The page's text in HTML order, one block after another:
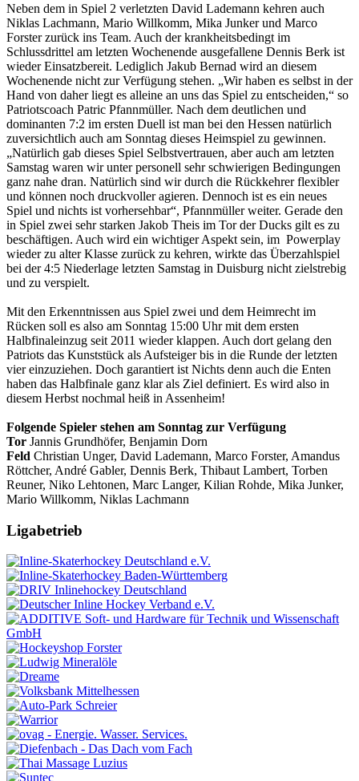
Neben dem in Spiel 2 verletzten David Lademann kehren auch
Niklas Lachmann, Mario Willkomm, Mika Junker und Marco
Forster zurück ins Team. Auch der krankheitsbedingt im
Schlussdrittel am letzten Wochenende ausgefallene Dennis Berk ist
wieder Einsatzbereit. Lediglich Jakub Bernad wird an diesem
Wochenende nicht zur Verfügung stehen. „Wir haben es selbst in der
Hand von daher liegt es alleine an uns das Spiel zu entscheiden,“ so
Patriotscoach Patric Pfannmüller. Nach dem deutlichen und
dominanten 7:2 im ersten Duell ist man bei den Hessen natürlich
zuversichtlich auch am Sonntag dieses Heimspiel zu gewinnen.
„Natürlich gab dieses Spiel Selbstvertrauen, aber auch am letzten
Samstag waren wir unter personell sehr schwierigen Bedingungen
ganz nahe dran. Natürlich sind wir durch die Rückkehrer flexibler
und können noch druckvoller agieren. Dennoch ist es ein neues
Spiel und nichts ist vorhersehbar“, Pfannmüller weiter. Gerade den
in Spiel zwei sehr starken Jakob Theis im Tor der Ducks gilt es zu
beschäftigen. Auch wird ein wichtiger Aspekt sein, im Powerplay
wieder zu alter Klasse zurück zu kehren, wirkte das Überzahlspiel
bei der 4:5 Niederlage letzten Samstag in Duisburg nicht zielstrebig
und zu verspielt.
Mit den Erkenntnissen aus Spiel zwei und dem Heimrecht im
Rücken soll es also am Sonntag 15:00 Uhr mit dem ersten
Halbfinaleinzug seit 2011 wieder klappen. Auch dort gelang den
Patriots das Kunststück als Aufsteiger bis in die Runde der letzten
vier einzuziehen. Doch garantiert ist Nichts denn auch die Enten
haben das Halbfinale ganz klar als Ziel definiert. Es wird also in
diesem Herbst nochmal heiß in Assenheim!
Folgende Spieler stehen am Sonntag zur Verfügung
Tor Jannis Grundhöfer, Benjamin Dorn
Feld Christian Unger, David Lademann, Marco Forster, Amandus
Röttcher, André Gabler, Dennis Berk, Thibaut Lambert, Torben
Reuner, Niko Lehtonen, Marc Langer, Kilian Rohde, Mika Junker,
Mario Willkomm, Niklas Lachmann
Ligabetrieb